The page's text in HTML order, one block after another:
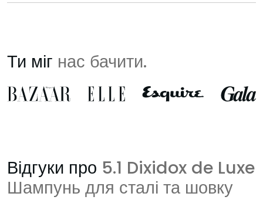
Ти міг нас бачити.
Відгуки про 5.1 Dixidox de Luxe
Шампунь для сталі та шовку